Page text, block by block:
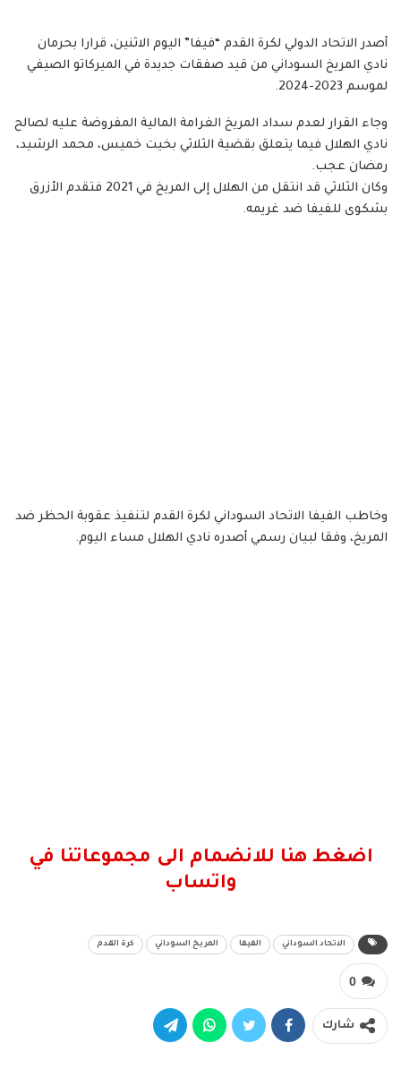
أصدر الاتحاد الدولي لكرة القدم “فيفا” اليوم الاثنين، قرارا بحرمان
نادي المريخ السوداني من قيد صفقات جديدة في الميركاتو الصيفي
لموسم 2023-2024.
وجاء القرار لعدم سداد المريخ الغرامة المالية المفروضة عليه لصالح
نادي الهلال فيما يتعلق بقضية الثلاثي بخيت خميس، محمد الرشيد،
رمضان عجب.
وكان الثلاثي قد انتقل من الهلال إلى المريخ في 2021 فتقدم الأزرق
بشكوى للفيفا ضد غريمه.
وخاطب الفيفا الاتحاد السوداني لكرة القدم لتنفيذ عقوبة الحظر ضد
المريخ، وفقا لبيان رسمي أصدره نادي الهلال مساء اليوم.
اضغط هنا للانضمام الى مجموعاتنا في
واتساب
الاتحاد السوداني الفيفا المريخ السوداني كرة القدم
0
شارك